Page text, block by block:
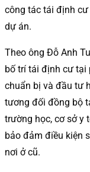
công tác tái định
dự án.
Theo ông Đỗ Anh
bố trí tái định cư tại
chuẩn bị và đầu tư
tương đối đồng bộ
trường học, cơ sở y
bảo đảm điều kiện
nơi ở cũ.